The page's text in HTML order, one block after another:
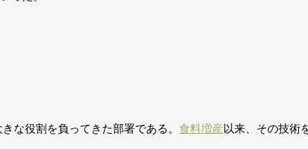
な役割を負ってきた部署である。 食料増産以来、その技術